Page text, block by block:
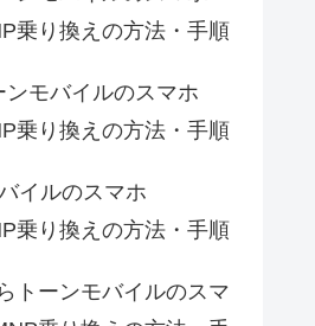
乗り換えの方法・手順
モバイルのスマホ
乗り換えの方法・手順
イルのスマホ
乗り換えの方法・手順
トーンモバイルのスマ